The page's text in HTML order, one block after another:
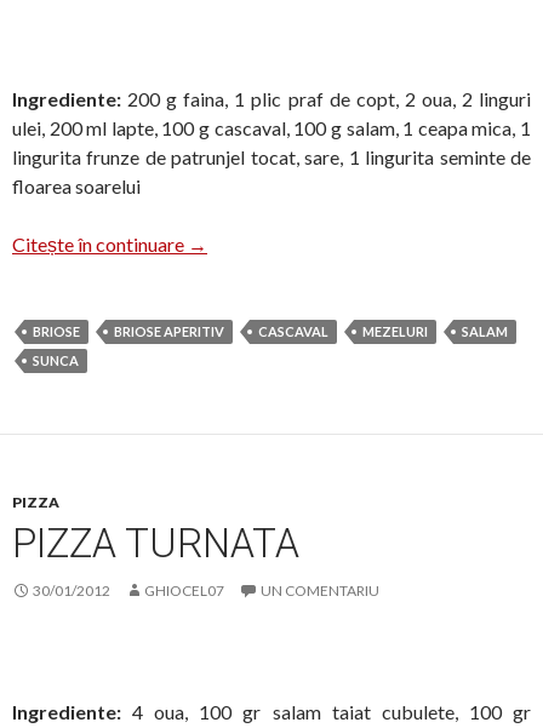
Ingrediente: 200 g faina, 1 plic praf de copt, 2 oua, 2 linguri
ulei, 200 ml lapte, 100 g cascaval, 100 g salam, 1 ceapa mica, 1
lingurita frunze de patrunjel tocat, sare, 1 lingurita seminte de
floarea soarelui
Citește în continuare Briose cu cascaval si salam picant
→
BRIOSE BRIOSE APERITIV CASCAVAL MEZELURI
SALAM
SUNCA
PIZZA
PIZZA TURNATA
30/01/2012 GHIOCEL07 UN COMENTARIU
Ingrediente: 4 oua, 100 gr salam taiat cubulete, 100 gr